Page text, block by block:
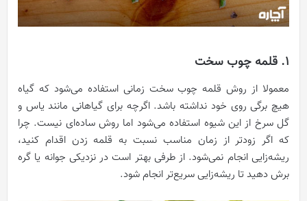
1. قلمه چوب سخت
معمولا از روش قلمه چوب سخت زمانی استفاده می‌شود که گیاه
هیچ برگی روی خود نداشته باشد. اگرچه برای گیاهانی مانند یاس و
گل سرخ از این شیوه استفاده می‌شود اما روش ساده‌ای نیست. چرا
که اگر زودتر از زمان مناسب نسبت به قلمه زدن اقدام کنید،
ریشه‌زایی انجام نمی‌شود. از طرفی بهتر است در نزدیکی جوانه یا گره
برش دهید تا ریشه‌زایی سریع‌تر انجام شود.